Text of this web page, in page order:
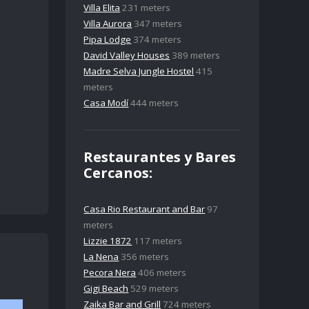
Villa Elita 231 meters
Villa Aurora 347 meters
Pipa Lodge 374 meters
David Valley Houses 389 meters
Madre Selva Jungle Hostel 415
meters
Casa Modí444 meters
Restaurantes y Bares
Cercanos:
Casa Rio Restaurant and Bar 97
meters
Lizzie 1872 117 meters
La Nena 356 meters
Pecora Nera 406 meters
Gigi Beach 529 meters
Zaika Bar and Grill 724 meters